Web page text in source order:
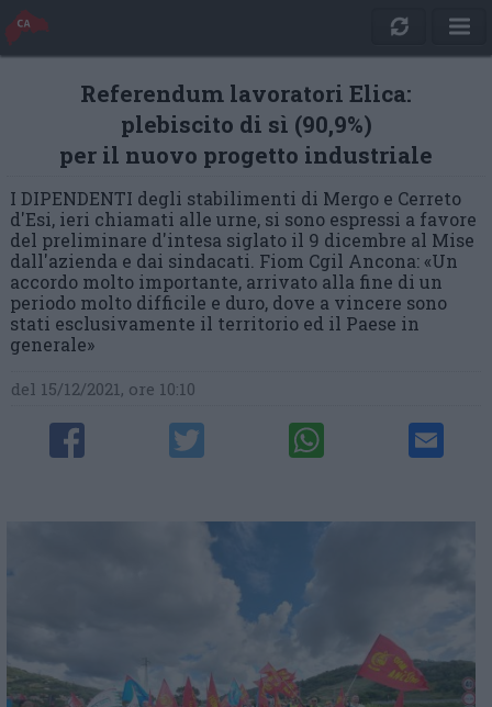
Referendum lavoratori Elica:
plebiscito di sì (90,9%)
per il nuovo progetto industriale
I DIPENDENTI degli stabilimenti di Mergo e Cerreto
d'Esi, ieri chiamati alle urne, si sono espressi a favore
del preliminare d'intesa siglato il 9 dicembre al Mise
dall'azienda e dai sindacati. Fiom Cgil Ancona: «Un
accordo molto importante, arrivato alla fine di un
periodo molto difficile e duro, dove a vincere sono
stati esclusivamente il territorio ed il Paese in
generale»
del 15/12/2021, ore 10:10